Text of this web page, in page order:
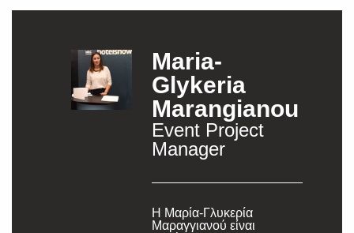
Maria-
Glykeria
Marangianou
Event Project
Manager
Η Μαρία-Γλυκερία
Μαραγγιανού είναι